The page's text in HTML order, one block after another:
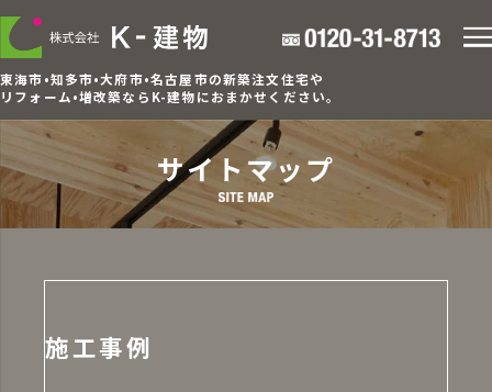
東海市•知多市•大府市•名古屋市の新築注文住宅や
リフォーム•増改築ならK-建物におまかせください。
サイトマップ
施工事例